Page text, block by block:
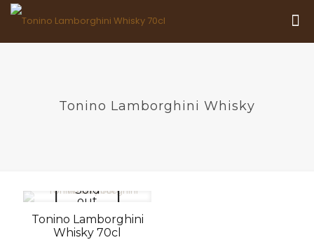
Tonino Lamborghini Whisky
Sold
out
Tonino Lamborghini
Whisky 70cl